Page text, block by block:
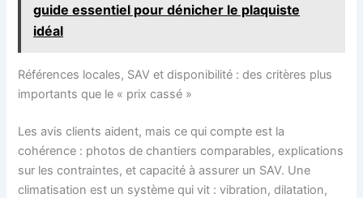
guide essentiel pour dénicher le plaquiste
idéal
Références locales, SAV et disponibilité : des critères plus
importants que le « prix cassé »
Les avis clients aident, mais ce qui compte est la
cohérence : photos de chantiers comparables, explications
sur les contraintes, et capacité à assurer un SAV. Une
climatisation est un système qui vit : vibration, dilatation,